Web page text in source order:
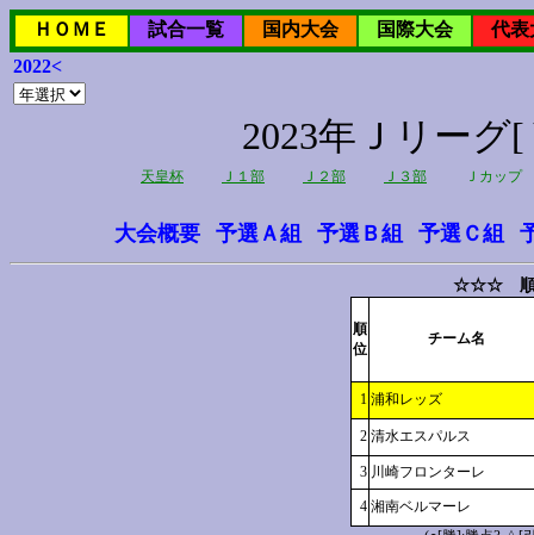
ＨＯＭＥ 試合一覧 国内大会 国際大会
代表
2022<
2023年Ｊリー
天皇杯 Ｊ１部 Ｊ２部 Ｊ３部 Ｊカップ
大会概要 予選Ａ組 予選Ｂ組 予選Ｃ組
☆☆☆ 順
順
位
チーム名
1 浦和レッズ
2 清水エスパルス
3 川崎フロンターレ
4 湘南ベルマーレ